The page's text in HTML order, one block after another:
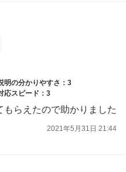
明の分かりやすさ：3
応スピード：3
らえたので助かりました
2021年5月31日 21:44